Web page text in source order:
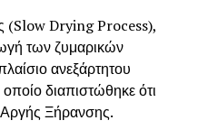
την υγεία της
(Slow Drying Process),
των ζυμαρικών
ανεξάρτητου
διαπιστώθηκε ότι
Αργής Ξήρανσης.